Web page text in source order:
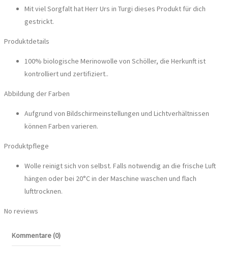
Mit viel Sorgfalt hat Herr Urs in Turgi dieses Produkt für dich
gestrickt.
Produktdetails
100% biologische Merinowolle von Schöller, die Herkunft ist
kontrolliert und zertifiziert..
Abbildung der Farben
Aufgrund von Bildschirmeinstellungen und Lichtverhältnissen
können Farben varieren.
Produktpflege
Wolle reinigt sich von selbst. Falls notwendig an die frische Luft
hängen oder bei 20°C in der Maschine waschen und flach
lufttrocknen.
No reviews
Kommentare (0)